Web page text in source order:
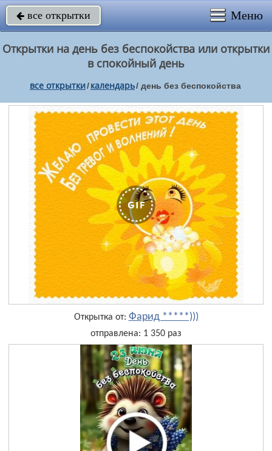
 все открытки Меню
Открытки на день без беспокойства или открытки
в спокойный день
все открытки/календарь/ день без беспокойства
Открытка от: Фарид *****)))
отправлена: 1 350 раз